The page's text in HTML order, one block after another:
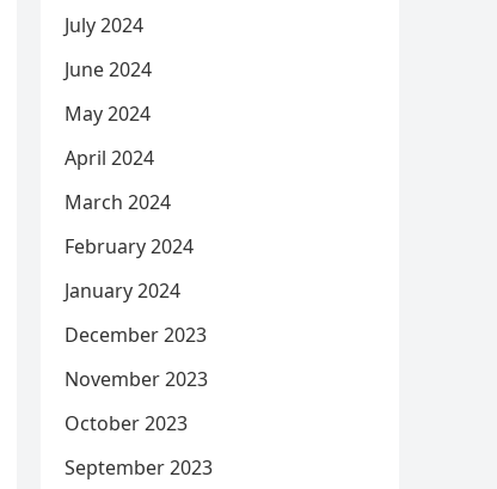
July 2024
June 2024
May 2024
April 2024
March 2024
February 2024
January 2024
December 2023
November 2023
October 2023
September 2023